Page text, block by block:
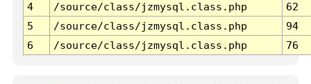
4
/source/class/jzmysql.class.php
62
5
/source/class/jzmysql.class.php
94
6
/source/class/jzmysql.class.php 76